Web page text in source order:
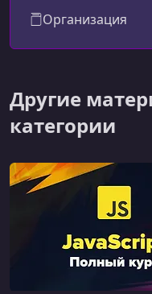
цель - сделать
удобным.
Организация
Другие
категории